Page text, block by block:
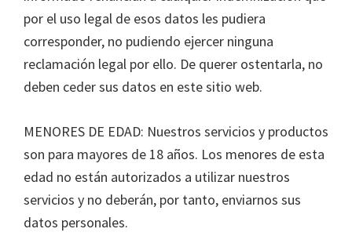
por el uso legal de esos datos les pudiera
corresponder, no pudiendo ejercer ninguna
reclamación legal por ello. De querer ostentarla, no
deben ceder sus datos en este sitio web.
MENORES DE EDAD: Nuestros servicios y productos
son para mayores de 18 años. Los menores de esta
edad no están autorizados a utilizar nuestros
servicios y no deberán, por tanto, enviarnos sus
datos personales.